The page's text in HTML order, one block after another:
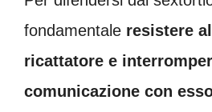
fondamentale resistere
ricattatore e
comunicazione con